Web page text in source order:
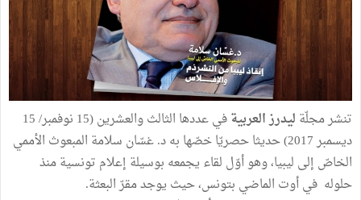
تنشر مجلّة ليدرز العربية
في عددها الثالث والعشرين (15 نوفمبر/ 15
ديسمبر 2017) حديثا حصريّا خصّها به د. غسّان سلامة المبعوث الأممي
الخاصّ إلى ليبيا، وهو أوّل لقاء يجمعه بوسيلة إعلام تونسية منذ
حلوله في أوت الماضي بتونس، حيث يوجد مقرّ البعثة.